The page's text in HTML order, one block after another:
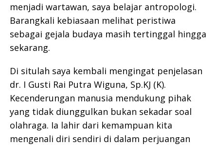
menjadi wartawan, saya belajar antropologi.
Barangkali kebiasaan melihat peristiwa
sebagai gejala budaya masih tertinggal hingga
sekarang.
Di situlah saya kembali mengingat penjelasan
dr. I Gusti Rai Putra Wiguna, Sp.KJ (K).
Kecenderungan manusia mendukung pihak
yang tidak diunggulkan bukan sekadar soal
olahraga. Ia lahir dari kemampuan kita
mengenali diri sendiri di dalam perjuangan